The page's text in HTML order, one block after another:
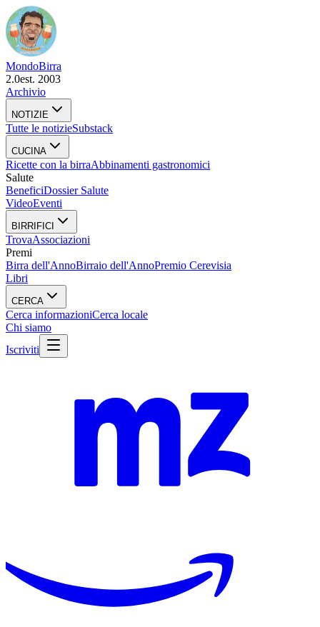
MondoBirra
2.0est. 2003
Archivio
NOTIZIE
Tutte le notizieSubstack
CUCINA
Ricette con la birraAbbinamenti gastronomici
Salute
BeneficiDossier Salute
VideoEventi
BIRRIFICI
TrovaAssociazioni
Premi
Birra dell'AnnoBirraio dell'AnnoPremio Cerevisia
Libri
CERCA
Cerca informazioniCerca locale
Chi siamo
Iscriviti